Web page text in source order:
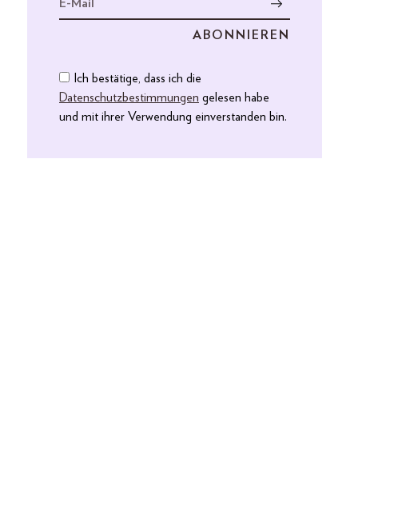
Ich bestätige, dass ich die
Datenschutzbestimmungen gelesen habe
und mit ihrer Verwendung einverstanden bin.